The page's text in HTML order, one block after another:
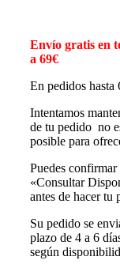
Envío gratis en
a 69€
En pedidos hasta
Intentamos
de tu pedido no
posible para
Puedes
«Consultar
antes de hacer tu
Su pedido se
plazo de 4 a 6
según